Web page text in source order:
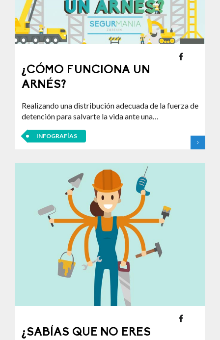
¿CÓMO FUNCIONA UN
ARNÉS?
Realizando una distribución adecuada de la fuerza de
detención para salvarte la vida ante una…
INFOGRAFÍAS
¿SABÍAS QUE NO ERES